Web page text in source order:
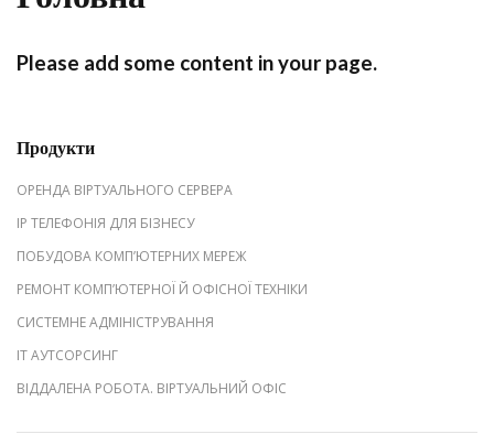
Please add some content in your page.
Продукти
ОРЕНДА ВІРТУАЛЬНОГО СЕРВЕРА
IP ТЕЛЕФОНІЯ ДЛЯ БІЗНЕСУ
ПОБУДОВА КОМП’ЮТЕРНИХ МЕРЕЖ
РЕМОНТ КОМП’ЮТЕРНОЇ Й ОФІСНОЇ ТЕХНІКИ
СИСТЕМНЕ АДМІНІСТРУВАННЯ
IT АУТСОРСИНГ
ВІДДАЛЕНА РОБОТА. ВІРТУАЛЬНИЙ ОФІС